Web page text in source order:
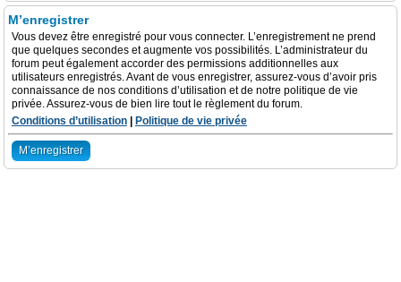
M’enregistrer
Vous devez être enregistré pour vous connecter. L’enregistrement ne prend
que quelques secondes et augmente vos possibilités. L’administrateur du
forum peut également accorder des permissions additionnelles aux
utilisateurs enregistrés. Avant de vous enregistrer, assurez-vous d’avoir pris
connaissance de nos conditions d’utilisation et de notre politique de vie
privée. Assurez-vous de bien lire tout le règlement du forum.
Conditions d’utilisation
Politique de vie privée
M’enregistrer